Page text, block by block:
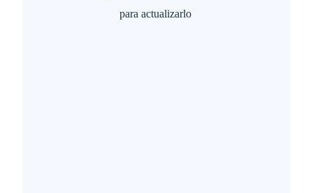
para actualizarlo